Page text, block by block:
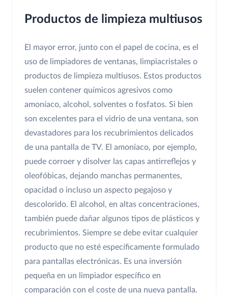
Productos de limpieza multiusos
El mayor error, junto con el papel de cocina, es el
uso de limpiadores de ventanas, limpiacristales o
productos de limpieza multiusos. Estos productos
suelen contener químicos agresivos como
amoníaco, alcohol, solventes o fosfatos. Si bien
son excelentes para el vidrio de una ventana, son
devastadores para los recubrimientos delicados
de una pantalla de TV. El amoníaco, por ejemplo,
puede corroer y disolver las capas antirreflejos y
oleofóbicas, dejando manchas permanentes,
opacidad o incluso un aspecto pegajoso y
descolorido. El alcohol, en altas concentraciones,
también puede dañar algunos tipos de plásticos y
recubrimientos. Siempre se debe evitar cualquier
producto que no esté específicamente formulado
para pantallas electrónicas. Es una inversión
pequeña en un limpiador específico en
comparación con el coste de una nueva pantalla.